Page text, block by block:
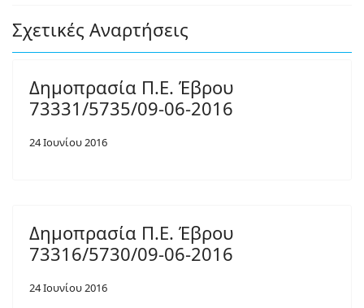
Σχετικές Αναρτήσεις
Δημοπρασία Π.Ε. Έβρου
73331/5735/09-06-2016
24 Ιουνίου 2016
Δημοπρασία Π.Ε. Έβρου
73316/5730/09-06-2016
24 Ιουνίου 2016